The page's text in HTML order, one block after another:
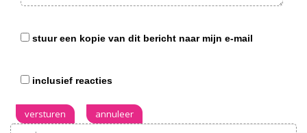
stuur een kopie van dit bericht naar mijn e-mail
inclusief reacties
versturen